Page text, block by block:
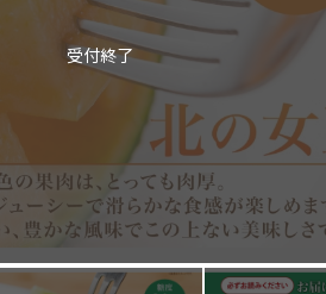
受付終了